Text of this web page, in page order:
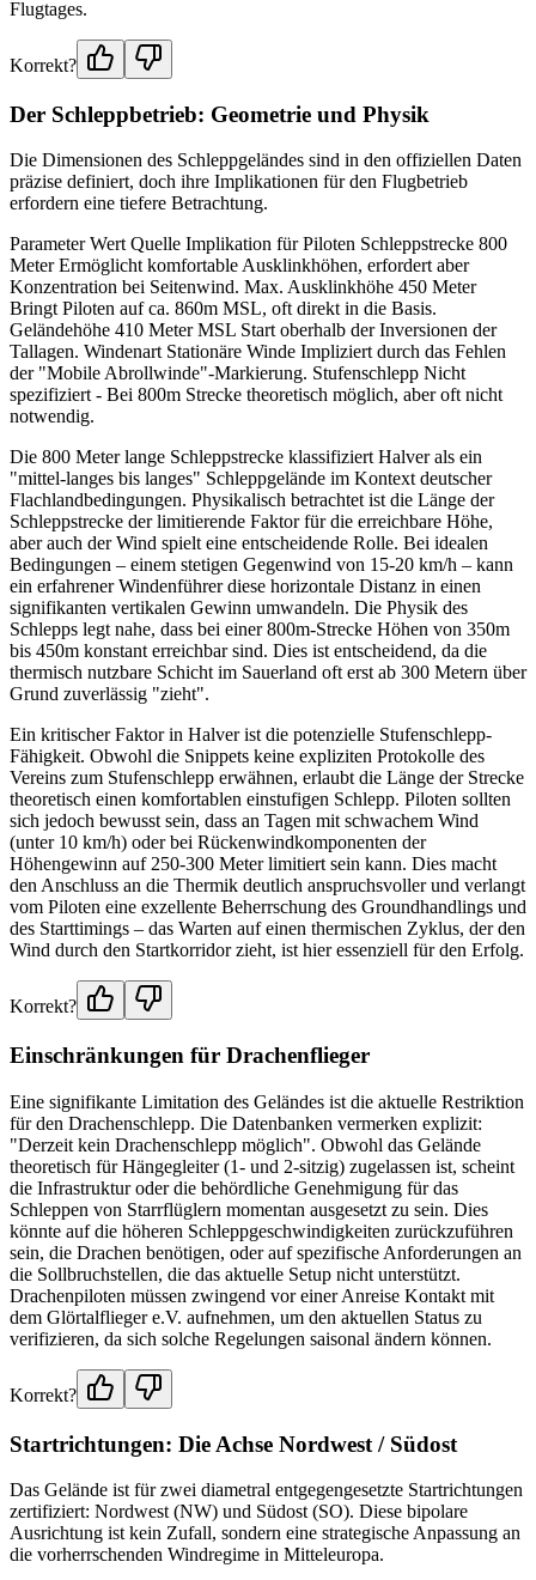
Flugtages.
Korrekt?
Der Schleppbetrieb: Geometrie und Physik
Die Dimensionen des Schleppgeländes sind in den offiziellen Daten
präzise definiert, doch ihre Implikationen für den Flugbetrieb
erfordern eine tiefere Betrachtung.
Parameter Wert Quelle Implikation für Piloten Schleppstrecke 800
Meter Ermöglicht komfortable Ausklinkhöhen, erfordert aber
Konzentration bei Seitenwind. Max. Ausklinkhöhe 450 Meter
Bringt Piloten auf ca. 860m MSL, oft direkt in die Basis.
Geländehöhe 410 Meter MSL Start oberhalb der Inversionen der
Tallagen. Windenart Stationäre Winde Impliziert durch das Fehlen
der "Mobile Abrollwinde"-Markierung. Stufenschlepp Nicht
spezifiziert - Bei 800m Strecke theoretisch möglich, aber oft nicht
notwendig.
Die 800 Meter lange Schleppstrecke klassifiziert Halver als ein
"mittel-langes bis langes" Schleppgelände im Kontext deutscher
Flachlandbedingungen. Physikalisch betrachtet ist die Länge der
Schleppstrecke der limitierende Faktor für die erreichbare Höhe,
aber auch der Wind spielt eine entscheidende Rolle. Bei idealen
Bedingungen – einem stetigen Gegenwind von 15-20 km/h – kann
ein erfahrener Windenführer diese horizontale Distanz in einen
signifikanten vertikalen Gewinn umwandeln. Die Physik des
Schlepps legt nahe, dass bei einer 800m-Strecke Höhen von 350m
bis 450m konstant erreichbar sind. Dies ist entscheidend, da die
thermisch nutzbare Schicht im Sauerland oft erst ab 300 Metern über
Grund zuverlässig "zieht".
Ein kritischer Faktor in Halver ist die potenzielle Stufenschlepp-
Fähigkeit. Obwohl die Snippets keine expliziten Protokolle des
Vereins zum Stufenschlepp erwähnen, erlaubt die Länge der Strecke
theoretisch einen komfortablen einstufigen Schlepp. Piloten sollten
sich jedoch bewusst sein, dass an Tagen mit schwachem Wind
(unter 10 km/h) oder bei Rückenwindkomponenten der
Höhengewinn auf 250-300 Meter limitiert sein kann. Dies macht
den Anschluss an die Thermik deutlich anspruchsvoller und verlangt
vom Piloten eine exzellente Beherrschung des Groundhandlings und
des Starttimings – das Warten auf einen thermischen Zyklus, der den
Wind durch den Startkorridor zieht, ist hier essenziell für den Erfolg.
Korrekt?
Einschränkungen für Drachenflieger
Eine signifikante Limitation des Geländes ist die aktuelle Restriktion
für den Drachenschlepp. Die Datenbanken vermerken explizit:
"Derzeit kein Drachenschlepp möglich". Obwohl das Gelände
theoretisch für Hängegleiter (1- und 2-sitzig) zugelassen ist, scheint
die Infrastruktur oder die behördliche Genehmigung für das
Schleppen von Starrflüglern momentan ausgesetzt zu sein. Dies
könnte auf die höheren Schleppgeschwindigkeiten zurückzuführen
sein, die Drachen benötigen, oder auf spezifische Anforderungen an
die Sollbruchstellen, die das aktuelle Setup nicht unterstützt.
Drachenpiloten müssen zwingend vor einer Anreise Kontakt mit
dem Glörtalflieger e.V. aufnehmen, um den aktuellen Status zu
verifizieren, da sich solche Regelungen saisonal ändern können.
Korrekt?
Startrichtungen: Die Achse Nordwest / Südost
Das Gelände ist für zwei diametral entgegengesetzte Startrichtungen
zertifiziert: Nordwest (NW) und Südost (SO). Diese bipolare
Ausrichtung ist kein Zufall, sondern eine strategische Anpassung an
die vorherrschenden Windregime in Mitteleuropa.